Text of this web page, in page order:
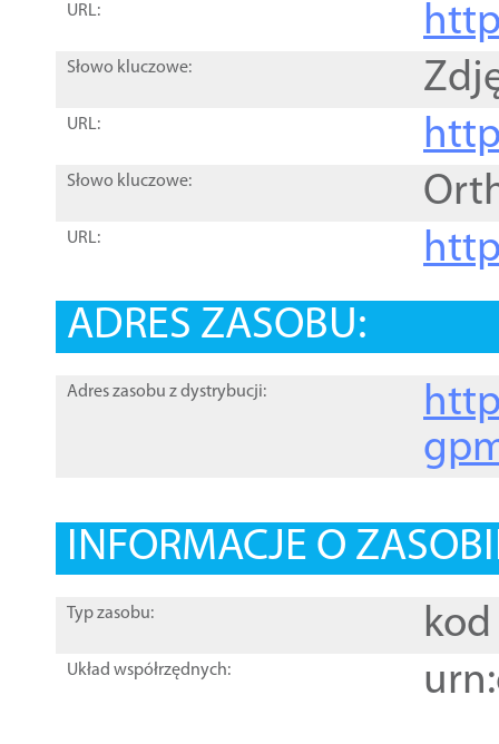
URL:
Słowo kluczowe:
URL:
Słowo kluczowe:
URL:
ADRES ZASOBU:
Adres zasobu z dystrybucji:
INFORMACJE O
Typ zasobu: kod
Układ współrzędnych: